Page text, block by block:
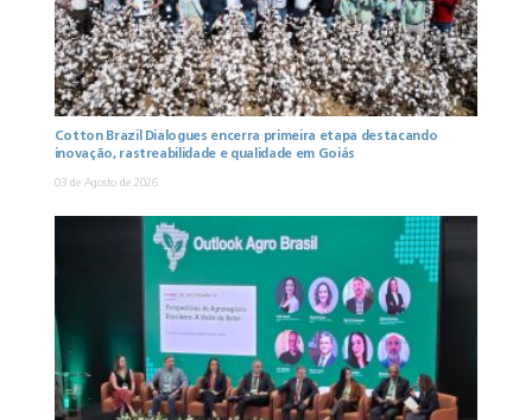
Cotton Brazil Dialogues encerra primeira etapa destacando
inovação, rastreabilidade e qualidade em Goiás
03 de Agosto de 2026